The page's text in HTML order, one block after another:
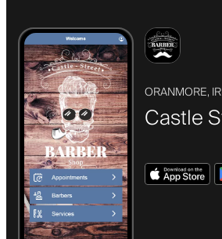
ORANMORE,
Castle